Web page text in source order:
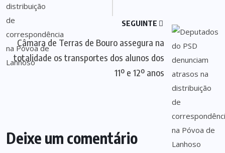
SEGUINTE
Câmara de Terras de Bouro assegura na
totalidade os transportes dos alunos dos
11º e 12º anos
Deixe um comentário